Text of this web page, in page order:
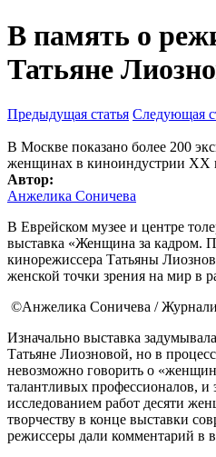
В память о
Татьяне
Предыдущая статья Следующая
В Москве показано более 200
женщинах в киноиндустрии XX
Автор:
Анжелика Соничева
В Еврейском музее и центре
выставка «Женщина за кадром.
кинорежиссера Татьяны
женской точки зрения на мир в
©Анжелика Соничева /
Изначально выставка
Татьяне Лиозновой, но в
невозможно говорить о
талантливых профессионалов, и
исследованием работ десяти
творчеству в конце выставки
режиссеры дали комментарий в